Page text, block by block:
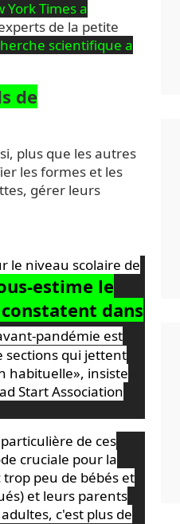
York Times a
de la petite
scientifique a
de
plus que les autres
les formes et les
gérer leurs
le niveau scolaire de
estime le
dans
pandémie est
sections qui jettent
habituelle», insiste
Start Association
de ces
cruciale pour la
peu de bébés et
et leurs parents
c'est plus de